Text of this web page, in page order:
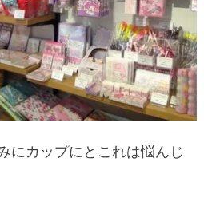
にカップにとこれは悩んじ